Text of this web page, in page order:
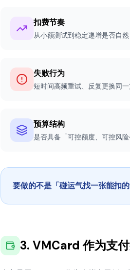
扣费节奏
从小额测试到稳定递增是否自然
失败行为
短时间高频重试、反复更换同
预算结构
是否具备「可控额度、可控风险
要做的不是「碰运气找一张能扣的
3. VMCard 作为支